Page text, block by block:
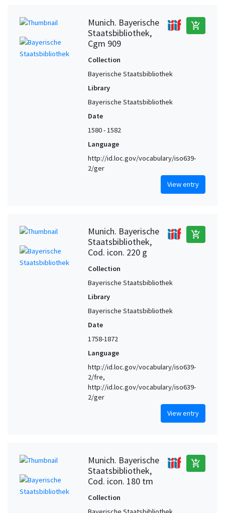
Munich. Bayerische
Staatsbibliothek,
Cgm 909
add_shopping_cart
Collection
Bayerische Staatsbibliothek
Library
Bayerische Staatsbibliothek
Date
1580 - 1582
Language
http://id.loc.gov/vocabulary/iso639-
2/ger
View entry
Munich. Bayerische
Staatsbibliothek,
Cod. icon. 220 g
add_shopping_cart
Collection
Bayerische Staatsbibliothek
Library
Bayerische Staatsbibliothek
Date
1758-1872
Language
http://id.loc.gov/vocabulary/iso639-
2/fre,
http://id.loc.gov/vocabulary/iso639-
2/ger
View entry
Munich. Bayerische
Staatsbibliothek,
Cod. icon. 180 tm
add_shopping_cart
Collection